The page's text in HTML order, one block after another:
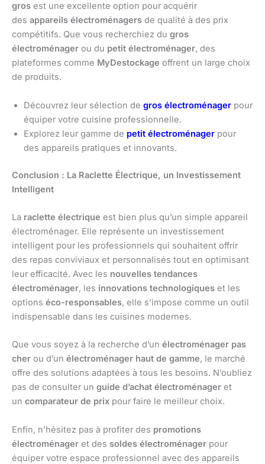
gros est une excellente option pour acquérir
des appareils électroménagers de qualité à des prix
compétitifs. Que vous recherchiez du gros
électroménager ou du petit électroménager, des
plateformes comme MyDestockage offrent un large choix
de produits.
Découvrez leur sélection de gros électroménager pour
équiper votre cuisine professionnelle.
Explorez leur gamme de petit électroménager pour
des appareils pratiques et innovants.
Conclusion : La Raclette Électrique, un Investissement
Intelligent
La raclette électrique est bien plus qu’un simple appareil
électroménager. Elle représente un investissement
intelligent pour les professionnels qui souhaitent offrir
des repas conviviaux et personnalisés tout en optimisant
leur efficacité. Avec les nouvelles tendances
électroménager, les innovations technologiques et les
options éco-responsables, elle s’impose comme un outil
indispensable dans les cuisines modernes.
Que vous soyez à la recherche d’un électroménager pas
cher ou d’un électroménager haut de gamme, le marché
offre des solutions adaptées à tous les besoins. N’oubliez
pas de consulter un guide d’achat électroménager et
un comparateur de prix pour faire le meilleur choix.
Enfin, n’hésitez pas à profiter des promotions
électroménager et des soldes électroménager pour
équiper votre espace professionnel avec des appareils